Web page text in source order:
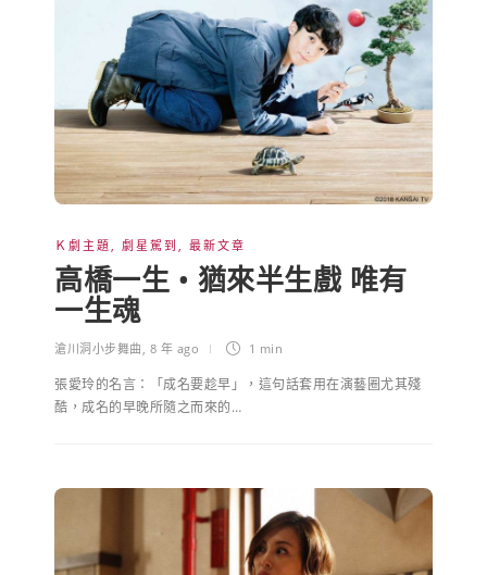
Ｋ劇主題 劇星駕到 最新文章
高橋一生 • 猶來半生戲 唯有
一生魂
滄川洞小步舞曲 8 年 ago 1 min
張愛玲的名言：「成名要趁早」，這句話套用在演藝圈尤其殘
酷，成名的早晚所隨之而來的…